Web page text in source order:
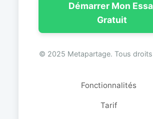
Démarrer Mon
Gratuit
© 2025 Metapartage. Tous
Fonctionnalités
Tarif